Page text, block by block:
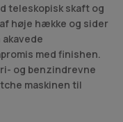
teleskopisk skaft og
høje hække og sider
med finishen.
og benzindrevne
maskinen til